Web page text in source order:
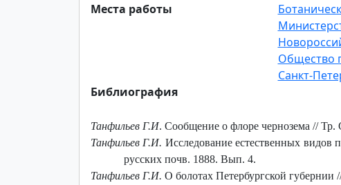
Места работы
Общество
Санкт-
Библиография
Танфильев Г.И. Сообщение о флоре чернозема // Тр.
Танфильев Г.И. Исследование естественных
русских почв. 1888. Вып. 4.
Танфильев Г.И. О болотах Петербургской